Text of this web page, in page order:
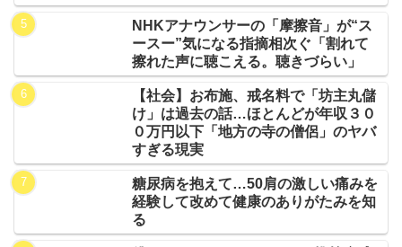
NHKアナウンサーの「摩擦音」が“ス
ースー”気になる指摘相次ぐ「割れて
擦れた声に聴こえる。聴きづらい」
【社会】お布施、戒名料で「坊主丸儲
け」は過去の話…ほとんどが年収３０
０万円以下「地方の寺の僧侶」のヤバ
すぎる現実
糖尿病を抱えて…50肩の激しい痛みを
経験して改めて健康のありがたみを知
る